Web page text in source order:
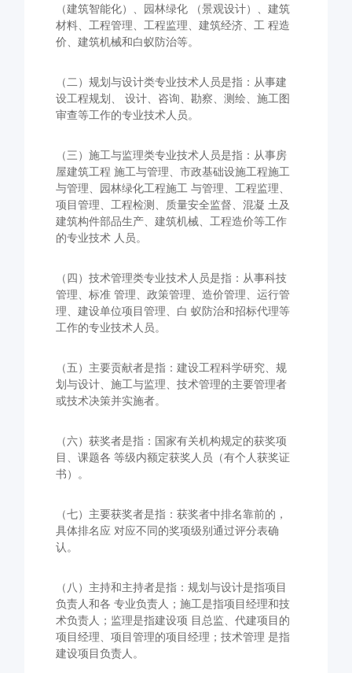
（建筑智能化）、园林绿化 （景观设计）、建筑
材料、工程管理、工程监理、建筑经济、工 程造
价、建筑机械和白蚁防治等。
（二）规划与设计类专业技术人员是指：从事建
设工程规划、 设计、咨询、勘察、测绘、施工图
审查等工作的专业技术人员。
（三）施工与监理类专业技术人员是指：从事房
屋建筑工程 施工与管理、市政基础设施工程施工
与管理、园林绿化工程施工 与管理、工程监理、
项目管理、工程检测、质量安全监督、混凝 土及
建筑构件部品生产、建筑机械、工程造价等工作
的专业技术 人员。
（四）技术管理类专业技术人员是指：从事科技
管理、标准 管理、政策管理、造价管理、运行管
理、建设单位项目管理、白 蚁防治和招标代理等
工作的专业技术人员。
（五）主要贡献者是指：建设工程科学研究、规
划与设计、施工与监理、技术管理的主要管理者
或技术决策并实施者。
（六）获奖者是指：国家有关机构规定的获奖项
目、课题各 等级内额定获奖人员（有个人获奖证
书）。
（七）主要获奖者是指：获奖者中排名靠前的，
具体排名应 对应不同的奖项级别通过评分表确
认。
（八）主持和主持者是指：规划与设计是指项目
负责人和各 专业负责人；施工是指项目经理和技
术负责人；监理是指建设项 目总监、代建项目的
项目经理、项目管理的项目经理；技术管理 是指
建设项目负责人。